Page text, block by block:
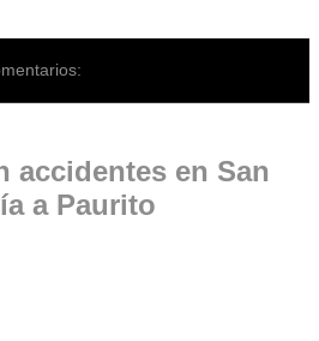
accidentes en San
a Paurito